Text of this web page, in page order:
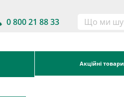
0 800 21 88 33
Акційні товари